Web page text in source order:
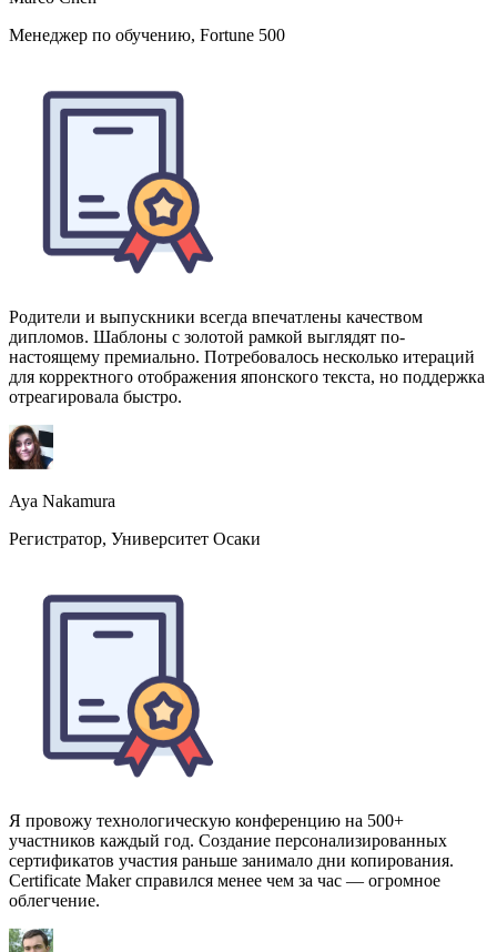
Родители и выпускники всегда впечатлены качеством
дипломов. Шаблоны с золотой рамкой выглядят по-
настоящему премиально. Потребовалось несколько итераций
для корректного отображения японского текста, но поддержка
отреагировала быстро.
Aya Nakamura
Регистратор, Университет Осаки
Я провожу технологическую конференцию на 500+
участников каждый год. Создание персонализированных
сертификатов участия раньше занимало дни копирования.
Certificate Maker справился менее чем за час — огромное
облегчение.
Omar Reyes
Координатор мероприятий